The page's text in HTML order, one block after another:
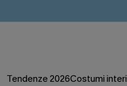
Tendenze 2026Costumi interi